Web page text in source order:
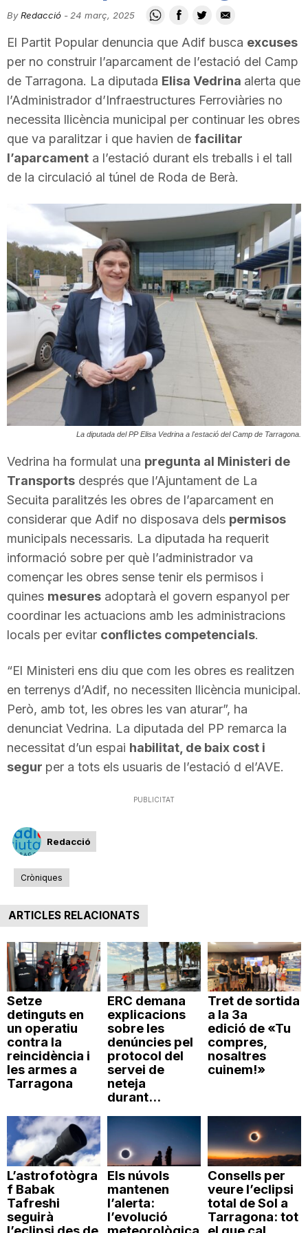
i
u
t
a
d
e
a
r
a
g
n
a
By Redacció - 24 març, 2025
El Partit Popular denuncia que Adif busca excuses
per no construir l’aparcament de l’estació del Camp
de Tarragona. La diputada Elisa Vedrina alerta que
l’Administrador d’Infraestructures Ferroviàries no
necessita llicència municipal per continuar les obres
que va paralitzar i que havien de facilitar
l’aparcament a l’estació durant els treballs i el tall
de la circulació al túnel de Roda de Berà.
La diputada del PP Elisa Vedrina a l'estació del Camp de Tarragona.
Vedrina ha formulat una pregunta al Ministeri de
Transports després que l’Ajuntament de La
Secuita paralitzés les obres de l’aparcament en
considerar que Adif no disposava dels permisos
municipals necessaris. La diputada ha requerit
informació sobre per què l’administrador va
començar les obres sense tenir els permisos i
quines mesures adoptarà el govern espanyol per
coordinar les actuacions amb les administracions
locals per evitar conflictes competencials.
“El Ministeri ens diu que com les obres es realitzen
en terrenys d’Adif, no necessiten llicència municipal.
Però, amb tot, les obres les van aturar”, ha
denunciat Vedrina. La diputada del PP remarca la
necessitat d’un espai habilitat, de baix cost i
segur per a tots els usuaris de l’estació d el’AVE.
PUBLICITAT
Redacció
Cròniques
ARTICLES RELACIONATS
Setze
detinguts en
un operatiu
contra la
reincidència i
les armes a
Tarragona
ERC demana
explicacions
sobre les
denúncies pel
protocol del
servei de
neteja
durant...
Tret de sortida
a la 3a
edició de «Tu
compres,
nosaltres
cuinem!»
L’astrofotògra
f Babak
Tafreshi
seguirà
Els núvols
mantenen
l’alerta:
l’evolució
Consells per
veure l’eclipsi
total de Sol a
Tarragona: tot